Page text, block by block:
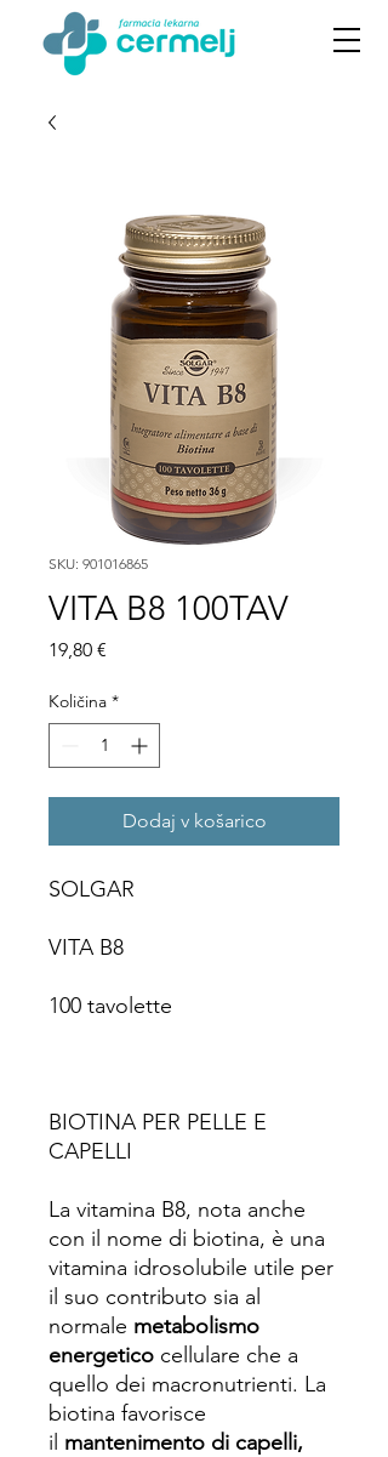
SKU: 901016865
VITA B8 100TAV
19,80 €
Količina *
Dodaj v košarico
SOLGAR
VITA B8
100 tavolette
BIOTINA PER PELLE E
CAPELLI
La vitamina B8, nota anche
con il nome di biotina, è una
vitamina idrosolubile utile per
il suo contributo sia al
normale metabolismo
energetico cellulare che a
quello dei macronutrienti. La
biotina favorisce
il mantenimento di capelli,